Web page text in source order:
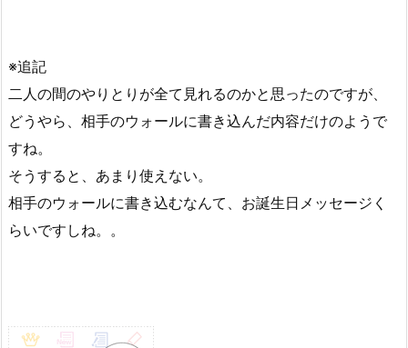
※追記
二人の間のやりとりが全て見れるのかと思ったのですが、
どうやら、相手のウォールに書き込んだ内容だけのようで
すね。
そうすると、あまり使えない。
相手のウォールに書き込むなんて、お誕生日メッセージく
らいですしね。。